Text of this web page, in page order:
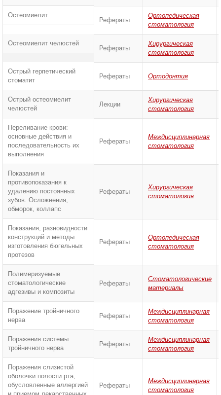
Остеомиелит
Рефераты
Ортопедическая
стоматология
Остеомиелит челюстей
Рефераты
Хирургическая
стоматология
Острый герпетический
стоматит
Рефераты Ортодонтия
Острый остеомиелит
челюстей
Лекции
Хирургическая
стоматология
Переливание крови:
основные действия и
последовательность их
выполнения
Рефераты
Междисциплинарная
стоматология
Показания и
противопоказания к
удалению постоянных
зубов. Осложнения,
обморок, коллапс
Рефераты
Хирургическая
стоматология
Показания, разновидности
конструкций и методы
изготовления бюгельных
протезов
Рефераты
Ортопедическая
стоматология
Полимеризуемые
стоматологические
адгезивы и композиты
Рефераты
Стоматологические
материалы
Поражение тройничного
нерва
Рефераты
Междисциплинарная
стоматология
Поражения системы
тройничного нерва
Рефераты
Междисциплинарная
стоматология
Поражения слизистой
оболочки полости рта,
обусловленные аллергией
Рефераты
Междисциплинарная
стоматология